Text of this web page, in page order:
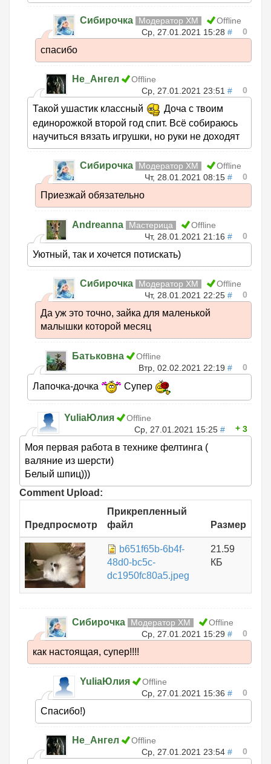
Сибирочка Модератор ХМ
Offline
Ср, 27.01.2021 15:28 # 0
спасибо
Не_Ангел
Offline
Ср, 27.01.2021 23:51 # 0
Такой ушастик классный
Доча с твоим
единорожкой второй год спит. Всё собираюсь
научиться вязать игрушки, но руки не доходят
Сибирочка Модератор ХМ
Offline
Чт, 28.01.2021 08:15 # 0
Приезжай обязательно
Andreanna Мастерица
Offline
Чт, 28.01.2021 21:16 # 0
Уютный, так и хочется потискать)
Сибирочка Модератор ХМ
Offline
Чт, 28.01.2021 22:25 # 0
Да уж это точно, зайка для маленькой
малышки которой месяц
Батьковна
Offline
Втр, 02.02.2021 22:19 # 0
Лапочка-дочка Супер
YuliaЮлия
Offline
Ср, 27.01.2021 15:25 # 3
Моя первая работа в технике фелтинга (
валяние из шерсти)
Белый шпиц)))
Comment Upload:
Предпросмотр
Прикрепленный
файл
Размер
b651f65b-6b4f-
48d0-bc5c-
dc1950fc80a5.jpeg
21.59
КБ
Сибирочка Модератор ХМ
Offline
Ср, 27.01.2021 15:29 # 0
как настоящая, супер!!!!
YuliaЮлия
Offline
Ср, 27.01.2021 15:36 # 0
Спасибо!)
Не_Ангел
Offline
Ср, 27.01.2021 23:54 # 0